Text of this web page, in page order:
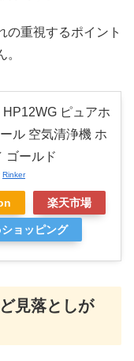
の重視するポイント
HP12WG ピュアホ
ル 空気清浄機 ホ
ゴールド
Rinker
楽天市場
ョッピング
見落としが